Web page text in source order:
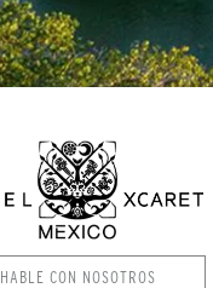
HABLE CON NOSOTROS